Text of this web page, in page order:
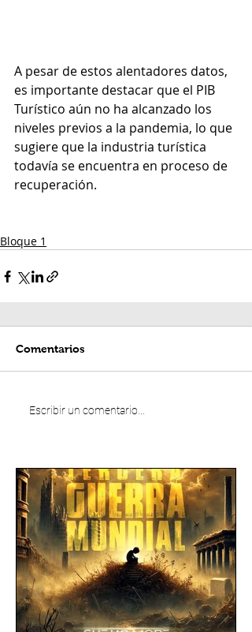
A pesar de estos alentadores datos,
es importante destacar que el PIB
Turístico aún no ha alcanzado los
niveles previos a la pandemia, lo que
sugiere que la industria turística
todavía se encuentra en proceso de
recuperación.
Bloque 1
Comentarios
Escribir un comentario...